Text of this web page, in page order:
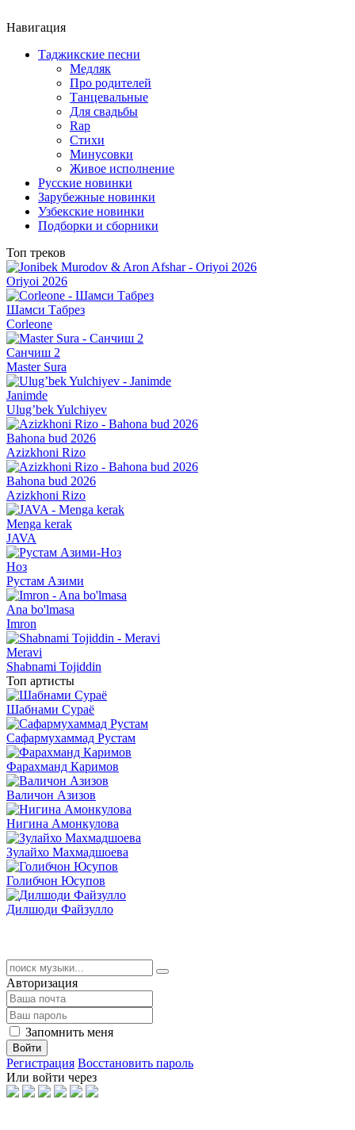
Навигация
Таджикские песни
Медляк
Про родителей
Танцевальные
Для свадьбы
Rap
Стихи
Минусовки
Живое исполнение
Русские новинки
Зарубежные новинки
Узбекские новинки
Подборки и сборники
Топ треков
Oriyoi 2026
Шамси Табрез
Corleone
Санчиш 2
Master Sura
Janimde
Ulug’bek Yulchiyev
Bahona bud 2026
Azizkhoni Rizo
Bahona bud 2026
Azizkhoni Rizo
Menga kerak
JAVA
Ноз
Рустам Азими
Ana bo'lmasa
Imron
Meravi
Shabnami Tojiddin
Топ артисты
Шабнами Сураё
Сафармухаммад Рустам
Фарахманд Каримов
Валичон Азизов
Нигина Амонкулова
Зулайхо Махмадшоева
Голибчон Юсупов
Дилшоди Файзулло
Авторизация
Запомнить меня
Войти
Регистрация Восстановить пароль
Или войти через